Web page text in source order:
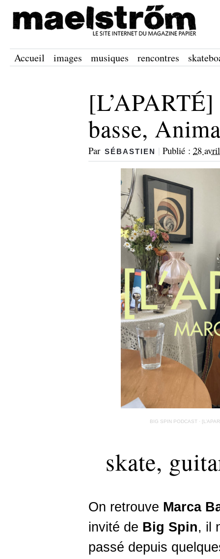
Accueil images musiques rencontres
basse,
Par SÉBASTIEN | Publié : 28
BIG SPIN PODCAST ·
skate,
On retrouve Marca
invité de Big Spin, il
passé depuis